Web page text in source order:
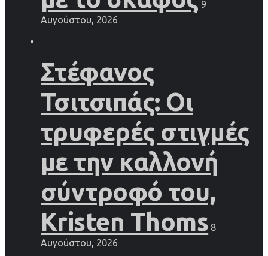
9
Αυγούστου, 2026
Στέφανος
Τσιτσιπάς: Οι
τρυφερές στιγμές
με την καλλονή
σύντροφό του,
Kristen Thoms 8
Αυγούστου, 2026